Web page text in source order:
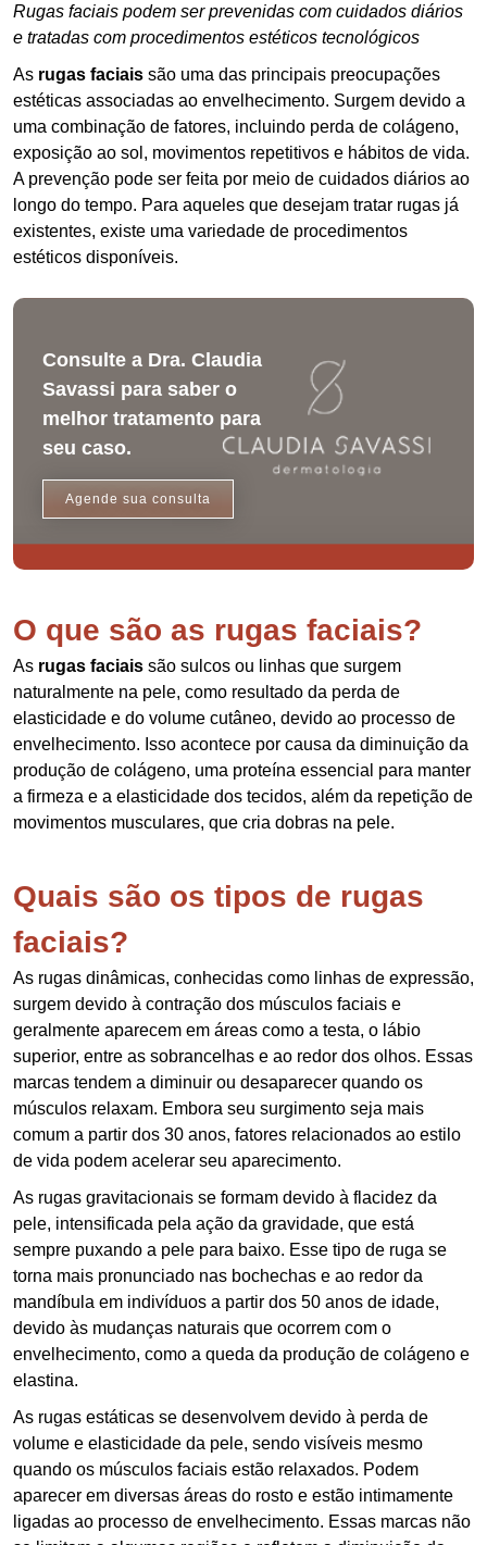
Rugas faciais podem ser prevenidas com cuidados diários
e tratadas com procedimentos estéticos tecnológicos
As rugas faciais são uma das principais preocupações
estéticas associadas ao envelhecimento. Surgem devido a
uma combinação de fatores, incluindo perda de colágeno,
exposição ao sol, movimentos repetitivos e hábitos de vida.
A prevenção pode ser feita por meio de cuidados diários ao
longo do tempo. Para aqueles que desejam tratar rugas já
existentes, existe uma variedade de procedimentos
estéticos disponíveis.
Consulte a Dra. Claudia
Savassi para saber o
melhor tratamento para
seu caso.
Agende sua consulta
O que são as rugas faciais?
As rugas faciais são sulcos ou linhas que surgem
naturalmente na pele, como resultado da perda de
elasticidade e do volume cutâneo, devido ao processo de
envelhecimento. Isso acontece por causa da diminuição da
produção de colágeno, uma proteína essencial para manter
a firmeza e a elasticidade dos tecidos, além da repetição de
movimentos musculares, que cria dobras na pele.
Quais são os tipos de rugas
faciais?
As rugas dinâmicas, conhecidas como linhas de expressão,
surgem devido à contração dos músculos faciais e
geralmente aparecem em áreas como a testa, o lábio
superior, entre as sobrancelhas e ao redor dos olhos. Essas
marcas tendem a diminuir ou desaparecer quando os
músculos relaxam. Embora seu surgimento seja mais
comum a partir dos 30 anos, fatores relacionados ao estilo
de vida podem acelerar seu aparecimento.
As rugas gravitacionais se formam devido à flacidez da
pele, intensificada pela ação da gravidade, que está
sempre puxando a pele para baixo. Esse tipo de ruga se
torna mais pronunciado nas bochechas e ao redor da
mandíbula em indivíduos a partir dos 50 anos de idade,
devido às mudanças naturais que ocorrem com o
envelhecimento, como a queda da produção de colágeno e
elastina.
As rugas estáticas se desenvolvem devido à perda de
volume e elasticidade da pele, sendo visíveis mesmo
quando os músculos faciais estão relaxados. Podem
aparecer em diversas áreas do rosto e estão intimamente
ligadas ao processo de envelhecimento. Essas marcas não